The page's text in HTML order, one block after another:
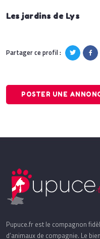
Les jardins de Lys
Partager ce profil :
POSTER UNE
Pupuce.fr est le compagnon
d’animaux de compagnie. Le